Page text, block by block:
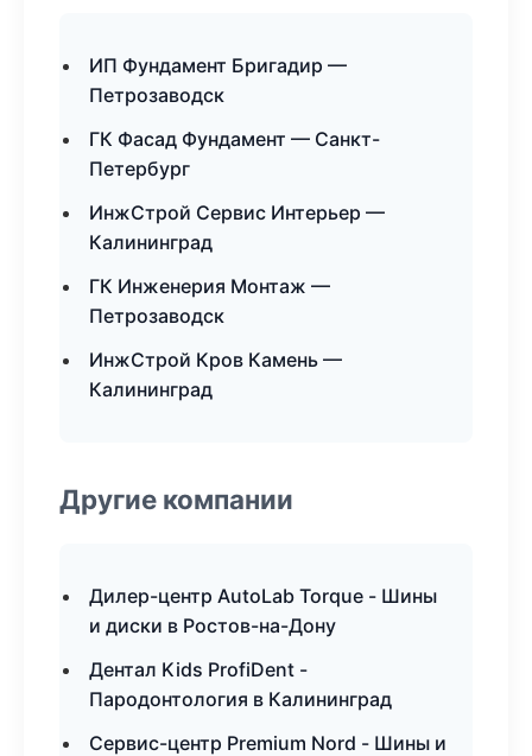
ИП Фундамент Бригадир —
Петрозаводск
ГК Фасад Фундамент — Санкт-
Петербург
ИнжСтрой Сервис Интерьер —
Калининград
ГК Инженерия Монтаж —
Петрозаводск
ИнжСтрой Кров Камень —
Калининград
Другие компании
Дилер-центр AutoLab Torque - Шины
и диски в Ростов-на-Дону
Дентал Kids ProfiDent -
Пародонтология в Калининград
Сервис-центр Premium Nord - Шины и